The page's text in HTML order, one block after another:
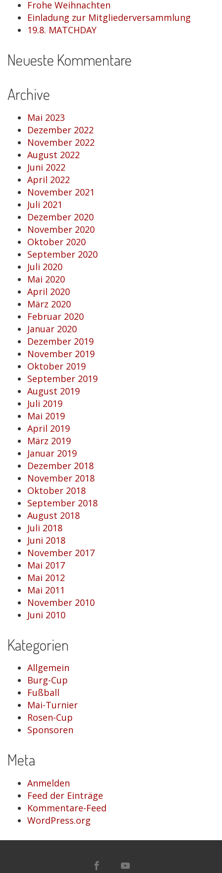
Frohe Weihnachten
Einladung zur Mitgliederversammlung
19.8. MATCHDAY
Neueste Kommentare
Archive
Mai 2023
Dezember 2022
November 2022
August 2022
Juni 2022
April 2022
November 2021
Juli 2021
Dezember 2020
November 2020
Oktober 2020
September 2020
Juli 2020
Mai 2020
April 2020
März 2020
Februar 2020
Januar 2020
Dezember 2019
November 2019
Oktober 2019
September 2019
August 2019
Juli 2019
Mai 2019
April 2019
März 2019
Januar 2019
Dezember 2018
November 2018
Oktober 2018
September 2018
August 2018
Juli 2018
Juni 2018
November 2017
Mai 2017
Mai 2012
Mai 2011
November 2010
Juni 2010
Kategorien
Allgemein
Burg-Cup
Fußball
Mai-Turnier
Rosen-Cup
Sponsoren
Meta
Anmelden
Feed der Einträge
Kommentare-Feed
WordPress.org